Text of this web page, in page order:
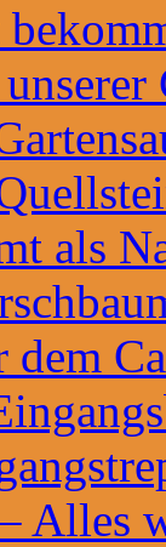
als
dem
Alles